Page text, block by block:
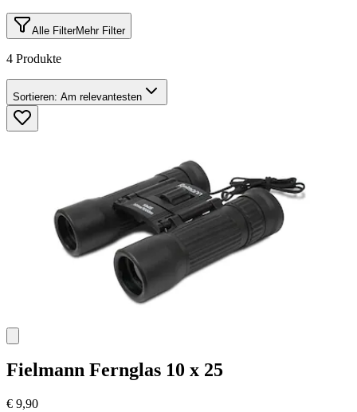
Alle FilterMehr Filter
4 Produkte
Sortieren: Am relevantesten
Fielmann Fernglas 10 x 25
€ 9,90